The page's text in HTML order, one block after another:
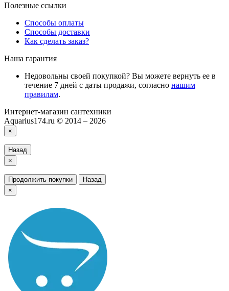
Полезные ссылки
Способы оплаты
Способы доставки
Как сделать заказ?
Наша гарантия
Недовольны своей покупкой? Вы можете вернуть ее в
течение 7 дней с даты продажи, согласно нашим
правилам.
Интернет-магазин сантехники
Aquarius174.ru © 2014 – 2026
×
Назад
×
Продолжить покупки
Назад
×